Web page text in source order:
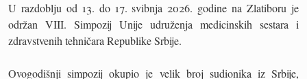
U razdoblju od 13. do 17. svibnja 2026. godine na Zlatiboru je
održan VIII. Simpozij Unije udruženja medicinskih sestara i
zdravstvenih tehničara Republike Srbije.
Ovogodišnji simpozij okupio je velik broj sudionika iz Srbije,